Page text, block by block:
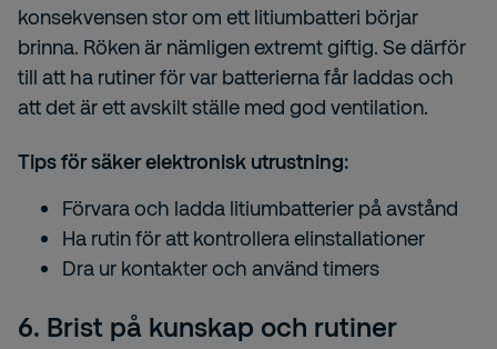
konsekvensen stor om ett litiumbatteri börjar
brinna. Röken är nämligen extremt giftig. Se därför
till att ha rutiner för var batterierna får laddas och
att det är ett avskilt ställe med god ventilation.
Tips för säker elektronisk utrustning:
Förvara och ladda litiumbatterier på avstånd
Ha rutin för att kontrollera elinstallationer
Dra ur kontakter och använd timers
6. Brist på kunskap och rutiner